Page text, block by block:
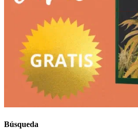
Búsqueda